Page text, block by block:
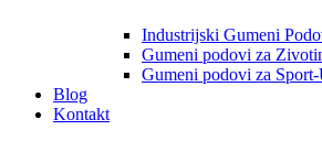
Industrijski Gumeni
Gumeni podovi za
Gumeni podovi za
Blog
Kontakt